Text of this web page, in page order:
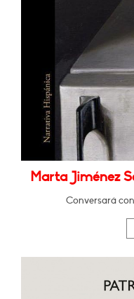
Marta Jiménez
Conversará